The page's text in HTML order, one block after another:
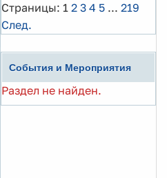
Страницы: 1 2 3 4 5 ... 219
След.
События и Мероприятия
Раздел не найден.